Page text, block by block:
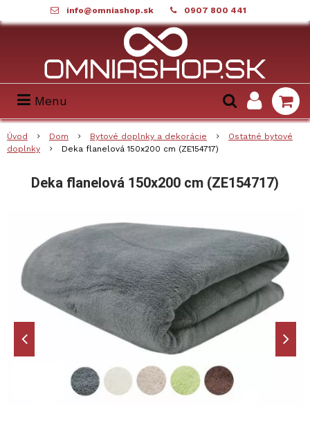
info@omniashop.sk 0907 800 441
Menu
Úvod Dom Bytové doplnky a dekorácie
Ostatné bytové
doplnky
Deka flanelová 150x200 cm (ZE154717)
Deka flanelová 150x200 cm (ZE154717)